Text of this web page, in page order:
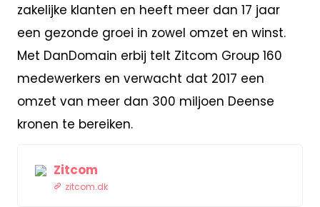
zakelijke klanten en heeft meer dan 17 jaar
een gezonde groei in zowel omzet en winst.
Met DanDomain erbij telt Zitcom Group 160
medewerkers en verwacht dat 2017 een
omzet van meer dan 300 miljoen Deense
kronen te bereiken.
Zitcom
zitcom.dk